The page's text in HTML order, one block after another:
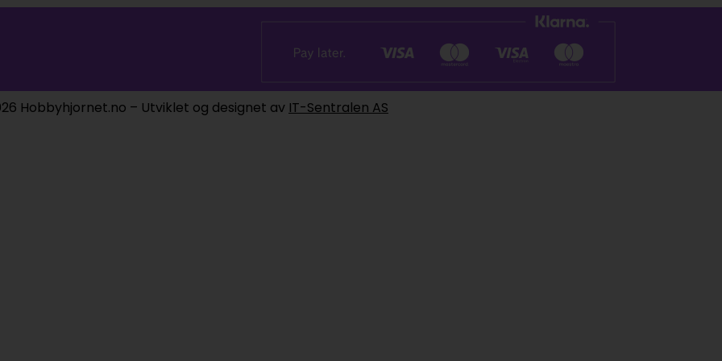
Hobbyhjornet.no – Utviklet og designet av IT-Sentralen AS